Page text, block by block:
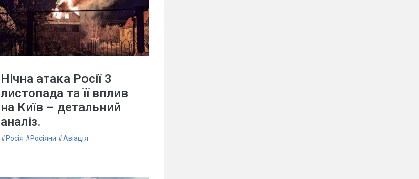
Нічна атака Росії 3
листопада та її вплив
на Київ – детальний
аналіз.
#Росія #Росіяни #Авіація